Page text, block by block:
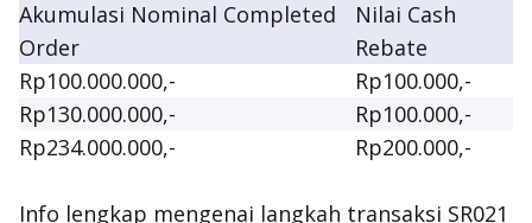
Akumulasi Nominal Completed
Order
Nilai Cash
Rebate
Rp100.000.000,-
Rp100.000,-
Rp130.000.000,-
Rp100.000,-
Rp234.000.000,-
Rp200.000,-
Info lengkap mengenai langkah transaksi SR021